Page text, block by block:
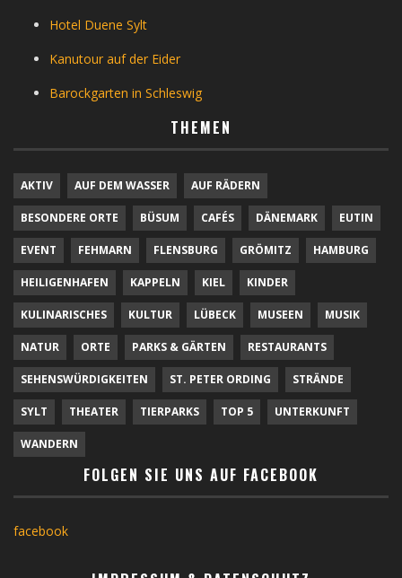
Hotel Duene Sylt
Kanutour auf der Eider
Barockgarten in Schleswig
THEMEN
AKTIV AUF DEM WASSER AUF RÄDERN
BESONDERE ORTE BÜSUM CAFÉS DÄNEMARK EUTIN
EVENT FEHMARN FLENSBURG GRÖMITZ HAMBURG
HEILIGENHAFEN KAPPELN KIEL KINDER
KULINARISCHES KULTUR LÜBECK MUSEEN MUSIK
NATUR ORTE PARKS & GÄRTEN RESTAURANTS
SEHENSWÜRDIGKEITEN ST. PETER ORDING STRÄNDE
SYLT THEATER TIERPARKS TOP 5 UNTERKUNFT
WANDERN
FOLGEN SIE UNS AUF FACEBOOK
facebook